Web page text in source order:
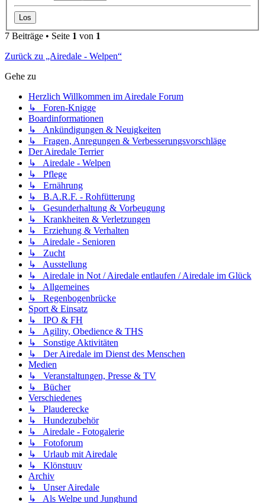
7 Beiträge • Seite 1 von 1
Zurück zu „Airedale - Welpen“
Gehe zu
Herzlich Willkommen im Airedale Forum
↳ Foren-Knigge
Boardinformationen
↳ Ankündigungen & Neuigkeiten
↳ Fragen, Anregungen & Verbesserungsvorschläge
Der Airedale Terrier
↳ Airedale - Welpen
↳ Pflege
↳ Ernährung
↳ B.A.R.F. - Rohfütterung
↳ Gesunderhaltung & Vorbeugung
↳ Krankheiten & Verletzungen
↳ Erziehung & Verhalten
↳ Airedale - Senioren
↳ Zucht
↳ Ausstellung
↳ Airedale in Not / Airedale entlaufen / Airedale im Glück
↳ Allgemeines
↳ Regenbogenbrücke
Sport & Einsatz
↳ IPO & FH
↳ Agility, Obedience & THS
↳ Sonstige Aktivitäten
↳ Der Airedale im Dienst des Menschen
Medien
↳ Veranstaltungen, Presse & TV
↳ Bücher
Verschiedenes
↳ Plauderecke
↳ Hundezubehör
↳ Airedale - Fotogalerie
↳ Fotoforum
↳ Urlaub mit Airedale
↳ Klönstuuv
Archiv
↳ Unser Airedale
↳ Als Welpe und Junghund